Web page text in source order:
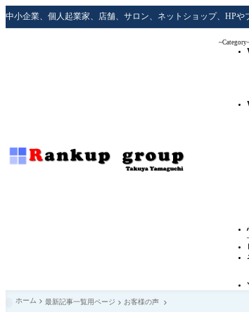
中小企業、個人起業家、店舗、サロン、ネットショップ、HP
ホーム 最新記事一覧用ページ お客様の声